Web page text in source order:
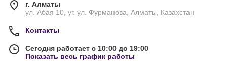
г. Алматы
ул. Абая 10, уг. ул. Фурманова, Алматы, Казахстан
Контакты
Сегодня работает с 10:00 до 19:00
Показать весь график работы